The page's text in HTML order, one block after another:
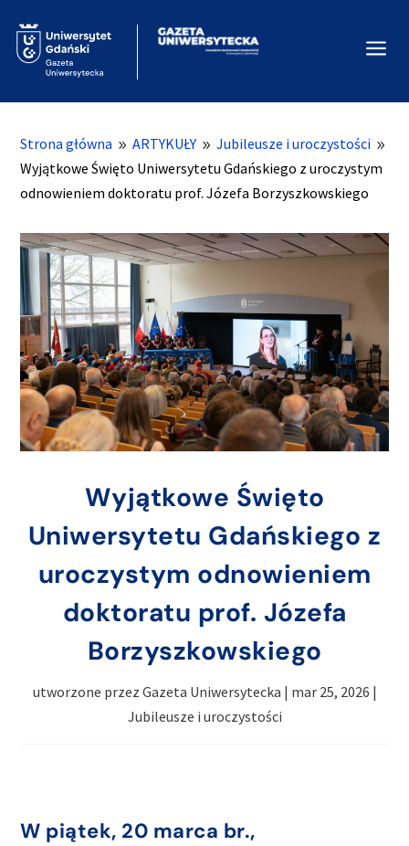
a
Strona główna 9 ARTYKUŁY 9 Jubileusze i uroczystości 9
Wyjątkowe Święto Uniwersytetu Gdańskiego z uroczystym
odnowieniem doktoratu prof. Józefa Borzyszkowskiego
Wyjątkowe Święto
Uniwersytetu Gdańskiego z
uroczystym odnowieniem
doktoratu prof. Józefa
Borzyszkowskiego
utworzone przez Gazeta Uniwersytecka | mar 25, 2026 |
Jubileusze i uroczystości
W piątek, 20 marca br.,